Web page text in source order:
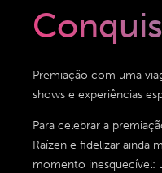
Premiação com uma
shows e experiências
Para celebrar a
Raízen e fidelizar ainda
momento inesquecível: